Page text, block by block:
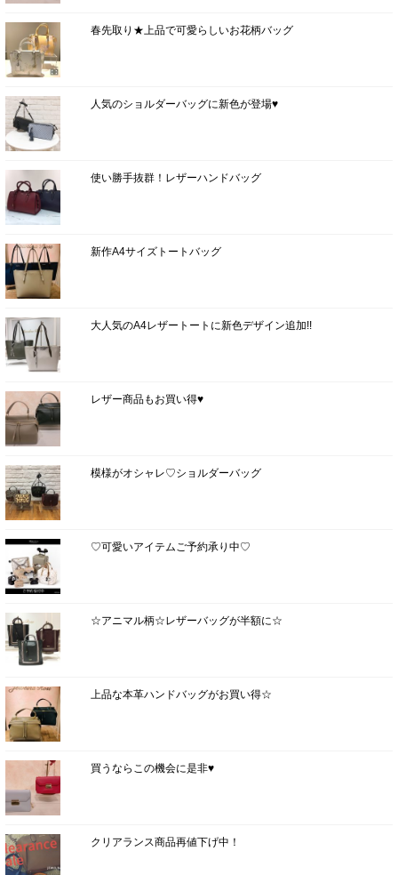
春先取り★上品で可愛らしいお花柄バッグ
人気のショルダーバッグに新色が登場♥
使い勝手抜群！レザーハンドバッグ
新作A4サイズトートバッグ
大人気のA4レザートートに新色デザイン追加!!
レザー商品もお買い得♥
模様がオシャレ♡ショルダーバッグ
♡可愛いアイテムご予約承り中♡
☆アニマル柄☆レザーバッグが半額に☆
上品な本革ハンドバッグがお買い得☆
買うならこの機会に是非♥
クリアランス商品再値下げ中！